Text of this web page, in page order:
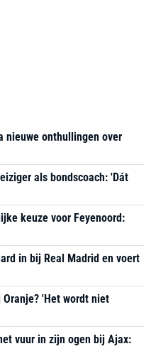
nieuwe onthullingen over
als bondscoach: 'Dát
keuze voor Feyenoord:
in bij Real Madrid en voert
'Het wordt niet
vuur in zijn ogen bij Ajax: